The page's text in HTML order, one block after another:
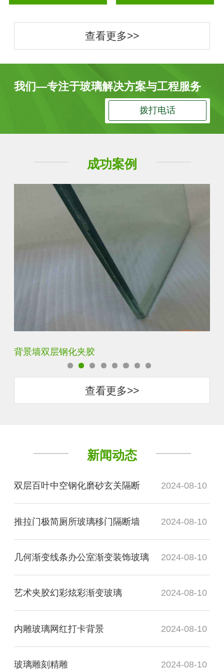
查看更多>>
我们—专注于玻璃解决方案与工程服务
拨打电话
成功案例
背景墙双层钢化夹胶
查看更多>>
新闻动态
双层百叶中空钢化磨砂玄关隔断 2024-08-10
推拉门极简厕所玻璃移门隔断墙 2024-08-10
几何渐变线条办公室渐变装饰玻璃 2024-08-10
艺术夹胶幻彩炫彩渐变玻璃 2024-08-10
内雕玻璃网红打卡背景 2024-08-10
玻璃雕刻精雕 2024-08-10